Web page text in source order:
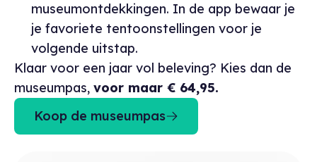
museumontdekkingen. In de app bewaar je
je favoriete tentoonstellingen voor je
volgende uitstap.
Klaar voor een jaar vol beleving? Kies dan de
museumpas, voor maar € 64,95.
Koop de museumpas